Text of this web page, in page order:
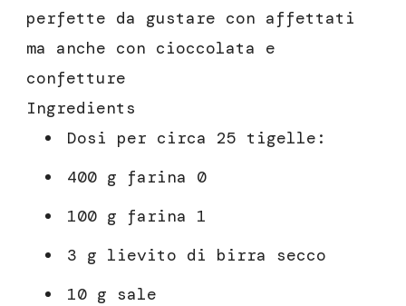
perfette da gustare con affettati
ma anche con cioccolata e
confetture
Ingredients
Dosi per circa 25 tigelle:
400 g farina 0
100 g farina 1
3 g lievito di birra secco
10 g sale